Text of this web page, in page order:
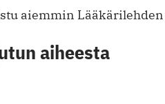
aiemmin
aiheesta